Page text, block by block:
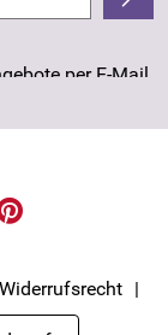
per E-Mail
zur
kann
Widerrufsrecht